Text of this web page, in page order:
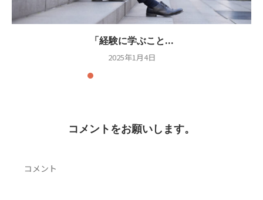
「経験に学ぶこと...
2025年1月4日
コメントをお願いします。